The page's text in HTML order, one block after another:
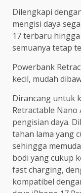
Dilengkapi
mengisi daya
17 terbaru
semuanya tetap
Powerbank
kecil, mudah
Dirancang untuk
Retractable Nano
pengisian daya.
tahan lama yang
sehingga
bodi yang cukup
fast charging,
kompatibel